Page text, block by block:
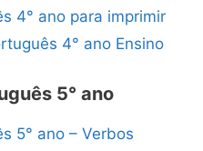
4° ano para imprimir
4° ano Ensino
5° ano
5° ano – Verbos